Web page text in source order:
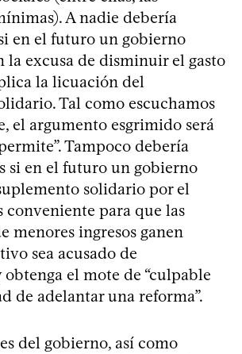
A nadie debería
en el futuro un gobierno
la excusa de disminuir el gasto
la licuación del
Tal como escuchamos
el argumento esgrimido será
Tampoco debería
si en el futuro un gobierno
solidario por el
conveniente para que las
menores ingresos ganen
sea acusado de
el mote de “culpable
de adelantar una reforma”.
del gobierno, así como